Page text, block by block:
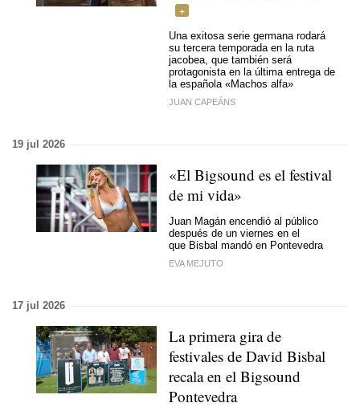
Una exitosa serie germana rodará
su tercera temporada en la ruta
jacobea, que también será
protagonista en la última entrega de
la española «Machos alfa»
JUAN CAPEÁNS
19 jul 2026
«El Bigsound es el festival
de mi vida»
Juan Magán encendió al público
después de un viernes en el
que Bisbal mandó en Pontevedra
EVA MEJUTO
17 jul 2026
La primera gira de
festivales de David Bisbal
recala en el Bigsound
Pontevedra